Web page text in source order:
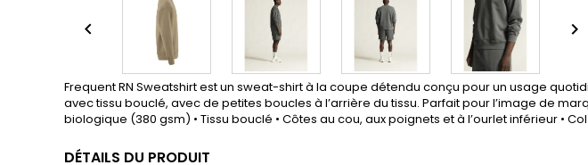
 
Frequent RN Sweatshirt est un sweat-shirt à la coupe détendu conçu pour un usage
avec tissu bouclé, avec de petites boucles à l’arrière du tissu. Parfait pour l’image de
biologique (380 gsm) • Tissu bouclé • Côtes au cou, aux poignets et à l’ourlet inférieur •
DÉTAILS DU PRODUIT